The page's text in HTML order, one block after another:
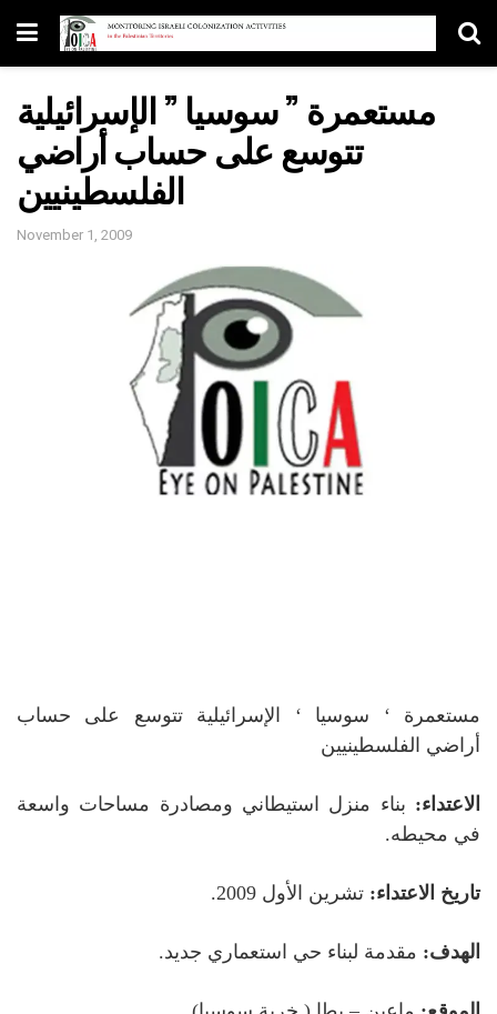
مستعمرة ” سوسيا ” الإسرائيلية
تتوسع على حساب أراضي
الفلسطينيين
November 1, 2009
مستعمرة ‘ سوسيا ‘ الإسرائيلية تتوسع على حساب
أراضي الفلسطينيين
الاعتداء: بناء منزل استيطاني ومصادرة مساحات واسعة
في محيطه.
تاريخ الاعتداء: تشرين الأول 2009.
الهدف: مقدمة لبناء حي استعماري جديد.